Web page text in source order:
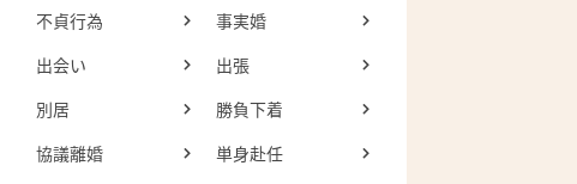
不貞行為
事実婚
出会い
出張
別居
勝負下着
協議離婚
単身赴任